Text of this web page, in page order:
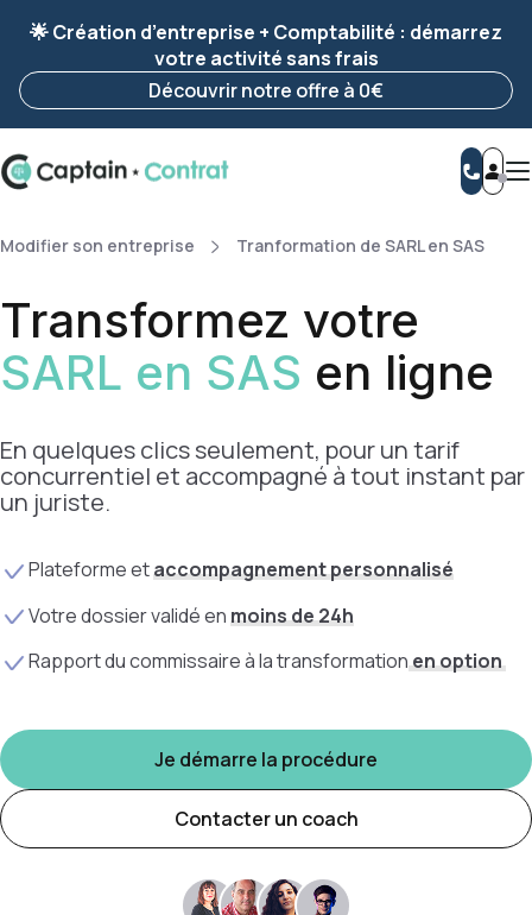
enregistrée 🚀
Reprendre ma démarche
🌟 Création d’entreprise + Comptabilité : démarrez
votre activité sans frais
Découvrir notre offre à 0€
Modifier son entreprise Tranformation de SARL en SAS
Transformez votre
SARL en SAS en ligne
En quelques clics seulement, pour un tarif
concurrentiel et accompagné à tout instant par
un juriste.
Plateforme etaccompagnement personnalisé
Votre dossier validé enmoins de 24h
Rapport du commissaire à la transformationen option
Je démarre la procédure
Contacter un coach